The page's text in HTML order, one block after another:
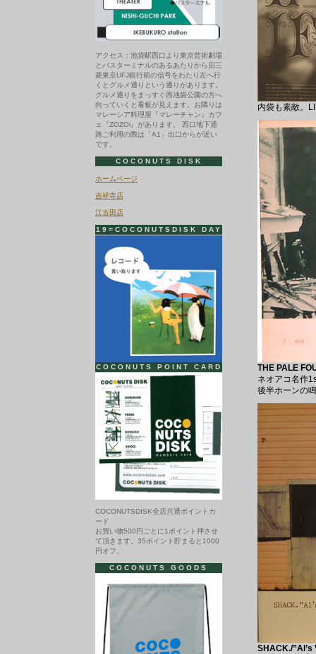
内袋も素敵。
THE PALE
ネオアコ名作
後半ホーンの
SHACK./
アクセス：池袋駅西口より東京芸術劇場
とバスターミナルのあるあたりから旧三
菱東京UFJ銀行前の信号をわたり左へ行
くとグルメ通りという通りがあります。
グルメ通りをまっすぐ西池袋公園の方へ
向っていくと看板が見えます。お隣りは
マレーシア料理屋『マレーチャン』カフ
ェ『ZOZOi』があります。 西口地下通
路ご利用の際は「A1」出口からが近い
です。
COCONUTS DISK
ホームページ
吉祥寺店
江古田店
19=COCONUTSDISK DAY
COCONUTS POINT CARD
COCONUTSDISK全店共通ポイントカ
ード
お買い物500円ごとに1ポイント押させ
て頂きます。35ポイント貯まると1000
円オフ。
COCONUTS GOODS